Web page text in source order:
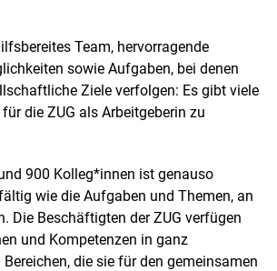
Team, hervorragende
sowie Aufgaben, bei denen
Ziele verfolgen: Es gibt viele
die ZUG als Arbeitgeberin zu
900 Kolleg*innen ist genauso
wie die Aufgaben und Themen, an
Die Beschäftigten der ZUG verfügen
und Kompetenzen in ganz
die sie für den gemeinsamen